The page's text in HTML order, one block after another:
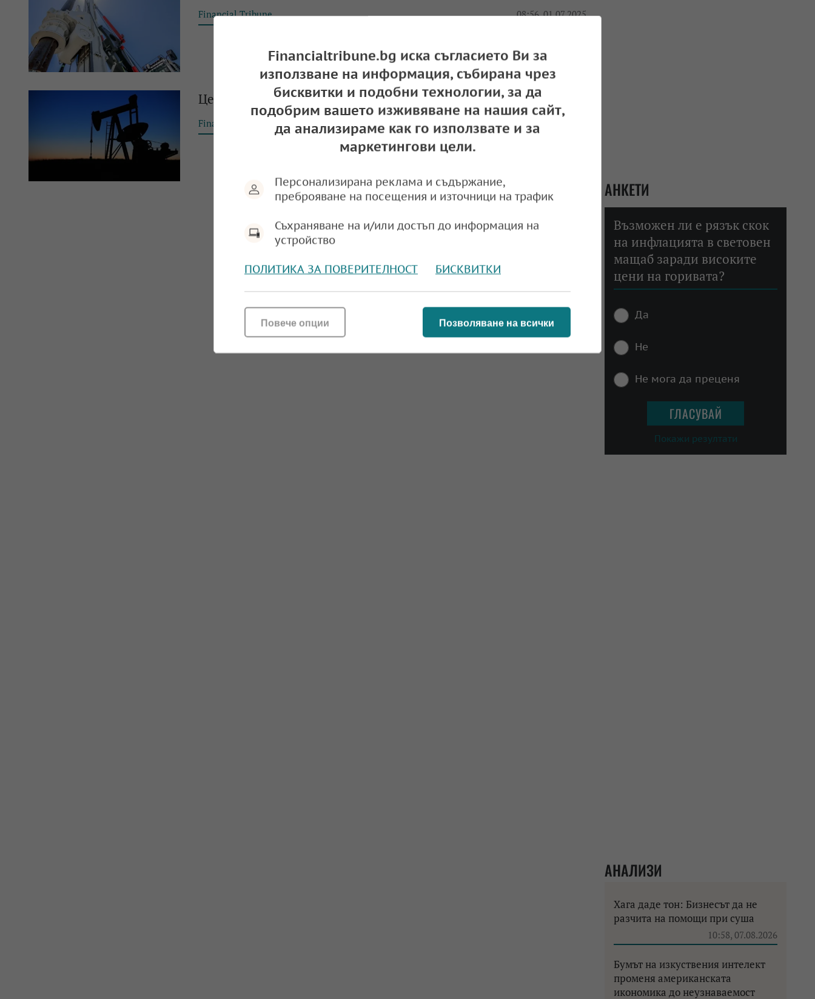
Financial Tribune 08:56, 01.07.2025
Цените на петрола вървят надолу
Financial Tribune 11:51, 30.06.2025
АНКЕТИ
Възможен ли е рязък скок
на инфлацията в световен
мащаб заради високите
цени на горивата?
Да
Не
Не мога да преценя
Покажи резултати
АНАЛИЗИ
Хага даде тон: Бизнесът да не
разчита на помощи при суша
10:58, 07.08.2026
Бумът на изкуствения интелект
променя американската
икономика до неузнаваемост
Financialtribune.bg иска съгласието Ви за
използване на информация, събирана чрез
бисквитки и подобни технологии, за да
подобрим вашето изживяване на нашия сайт,
да анализираме как го използвате и за
маркетингови цели.
Персонализирана реклама и съдържание,
преброяване на посещения и източници на трафик
Съхраняване на и/или достъп до информация на
устройство
ПОЛИТИКА ЗА ПОВЕРИТЕЛНОСТ БИСКВИТКИ
Позволяване на всички
Повече опции